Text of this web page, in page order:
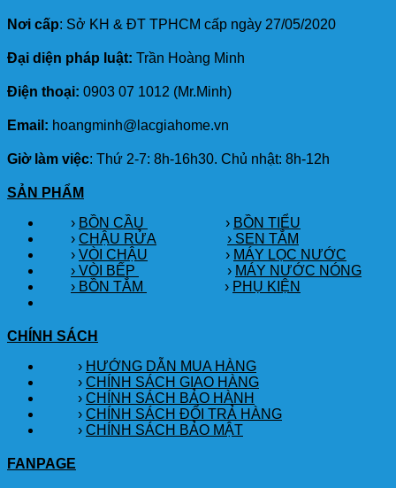
Nơi cấp: Sở KH & ĐT TPHCM cấp ngày 27/05/2020
Đại diện pháp luật: Trần Hoàng Minh
Điện thoại: 0903 07 1012 (Mr.Minh)
Email: hoangminh@lacgiahome.vn
Giờ làm việc: Thứ 2-7: 8h-16h30. Chủ nhật: 8h-12h
SẢN PHẨM
› BỒN CẦU › BỒN TIỂU
› CHẬU RỬA
› SEN TẮM
› VÒI CHẬU › MÁY LỌC NƯỚC
› VÒI BẾP
› MÁY NƯỚC NÓNG
› BỒN TẮM
› PHỤ KIỆN
CHÍNH SÁCH
› HƯỚNG DẪN MUA HÀNG
› CHÍNH SÁCH GIAO HÀNG
› CHÍNH SÁCH BẢO HÀNH
› CHÍNH SÁCH ĐỔI TRẢ HÀNG
› CHÍNH SÁCH BẢO MẬT
FANPAGE